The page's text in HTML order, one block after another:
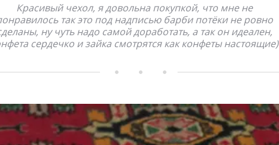
Красивый чехол, я довольна покупкой, что мне не
так это под надписью барби потёки не ровно
ну чуть надо самой доработать, а так он идеален,
сердечко и зайка смотрятся как конфеты настоящие)